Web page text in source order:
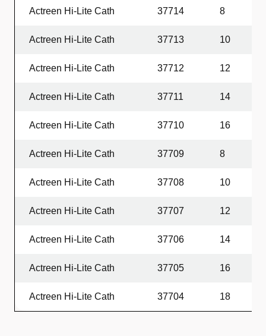
Actreen Hi-Lite Cath 37714 8
Actreen Hi-Lite Cath 37713 10
Actreen Hi-Lite Cath 37712 12
Actreen Hi-Lite Cath 37711 14
Actreen Hi-Lite Cath 37710 16
Actreen Hi-Lite Cath 37709 8
Actreen Hi-Lite Cath 37708 10
Actreen Hi-Lite Cath 37707 12
Actreen Hi-Lite Cath 37706 14
Actreen Hi-Lite Cath 37705 16
Actreen Hi-Lite Cath 37704 18